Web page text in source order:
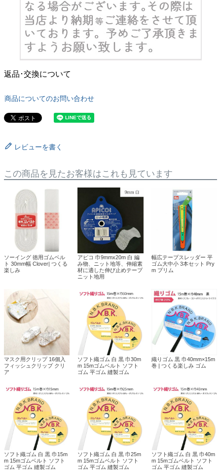
返品･交換について
商品についてのお問い合わせ
レビューを書く
この商品を見たお客様はこれも見ています
ソーイング 徳用ゴムベル
ト 30mm幅 Clover| つくる
楽しみ
アピコ 巾9mmx20m 白 編
み物、ニット地等、伸縮素
材に適した伸び止めテープ
ニット地用
幅広テープスレッダー 平
ゴム大中小 3本セット Pry
m プリム
マスク用クリップ 16個入
フィッシュクリップ クリ
ア
ソフト織ゴム 白 黒 巾30m
m 15mゴムベルト ソフト
ゴム 平ゴム 縫製ゴム
織りゴム 黒 巾40mm×15m
巻 | つくる楽しみ ゴム
ソフト織ゴム 白 黒 巾15m
m 15mゴムベルト ソフト
ゴム 平ゴム 縫製ゴム
ソフト織ゴム 白 黒 巾25m
m 15mゴムベルト ソフト
ゴム 平ゴム 縫製ゴム
ソフト織ゴム 白 黒 巾40m
m 15mゴムベルト ソフト
ゴム 平ゴム 縫製ゴム